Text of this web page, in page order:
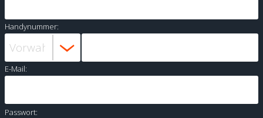
Handynummer:
E-Mail:
Passwort: